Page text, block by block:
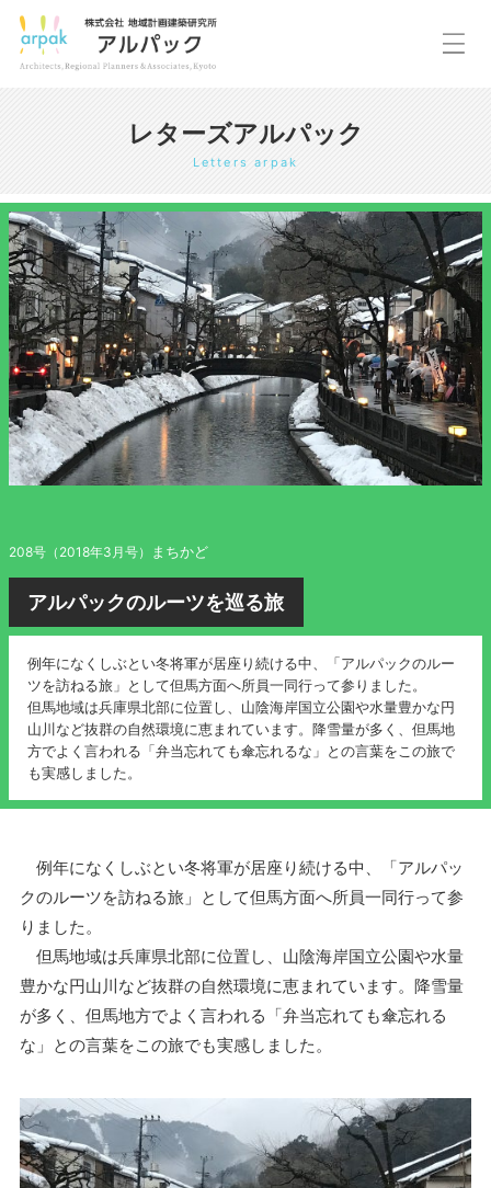
レターズアルパック
Letters arpak
208号（2018年3月号） まちかど
アルパックのルーツを巡る旅
例年になくしぶとい冬将軍が居座り続ける中、「アルパックのルー
ツを訪ねる旅」として但馬方面へ所員一同行って参りました。
但馬地域は兵庫県北部に位置し、山陰海岸国立公園や水量豊かな円
山川など抜群の自然環境に恵まれています。降雪量が多く、但馬地
方でよく言われる「弁当忘れても傘忘れるな」との言葉をこの旅で
も実感しました。
例年になくしぶとい冬将軍が居座り続ける中、「アルパッ
クのルーツを訪ねる旅」として但馬方面へ所員一同行って参
りました。
但馬地域は兵庫県北部に位置し、山陰海岸国立公園や水量
豊かな円山川など抜群の自然環境に恵まれています。降雪量
が多く、但馬地方でよく言われる「弁当忘れても傘忘れる
な」との言葉をこの旅でも実感しました。